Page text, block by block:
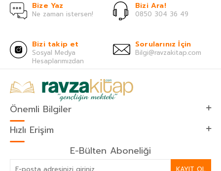
Bize Yaz
Ne zaman istersen!
Bizi Ara!
0850 304 36 49
Bizi takip et
Sosyal Medya
Hesaplarımızdan
Sorularınız İçin
Bilgi@ravzakitap.com
Önemli Bilgiler
Hızlı Erişim
E-Bülten Aboneliği
KAYIT OL